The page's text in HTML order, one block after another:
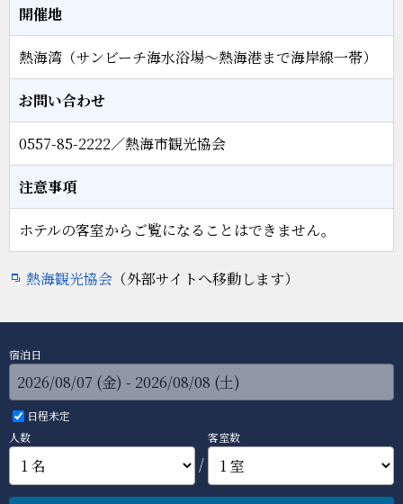
開催地
熱海湾（サンビーチ海水浴場～熱海港まで海岸線一帯）
お問い合わせ
0557-85-2222／熱海市観光協会
注意事項
ホテルの客室からご覧になることはできません。
熱海観光協会 （外部サイトへ移動します）
宿泊日
日程未定
人数
/
客室数